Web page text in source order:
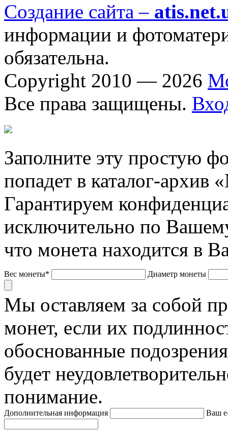
Создание сайта –
информации и
обязательна.
Copyright 2010 — 2026
Все права защищены.
Заполните эту простую
попадет в каталог-архив
Гарантируем
исключительно по
что монета находится в
Вес монеты* Диаметр монеты
Мы оставляем за собой
монет, если их
обоснованные
будет
понимание.
Дополнительная информация Ваш